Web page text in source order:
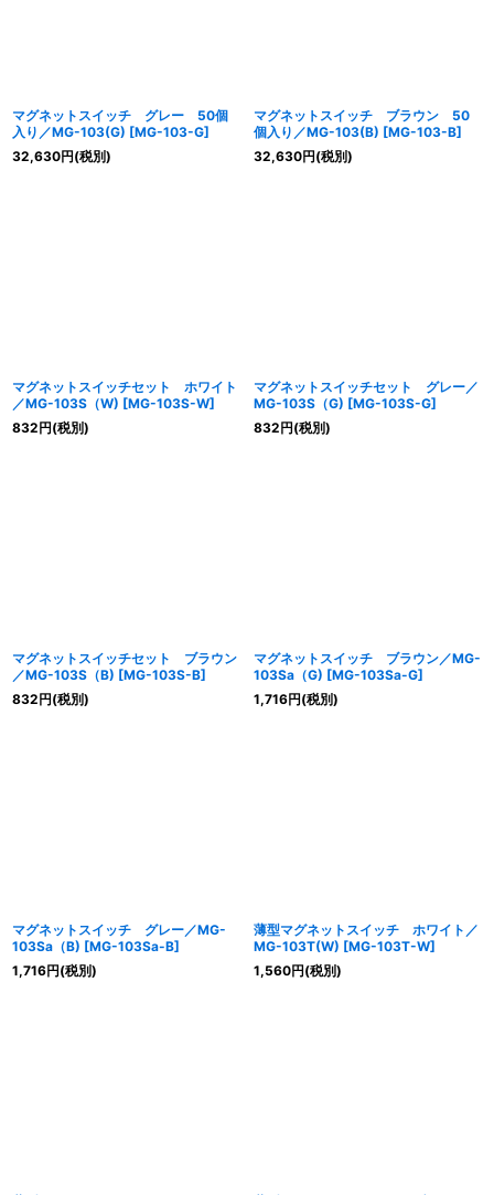
マグネットスイッチ グレー 50個
入り／MG-103(G) [MG-103-G]
32,630円(税別)
マグネットスイッチ ブラウン 50
個入り／MG-103(B) [MG-103-B]
32,630円(税別)
マグネットスイッチセット ホワイト
／MG-103S（W) [MG-103S-W]
832円(税別)
マグネットスイッチセット グレー／
MG-103S（G) [MG-103S-G]
832円(税別)
マグネットスイッチセット ブラウン
／MG-103S（B) [MG-103S-B]
832円(税別)
マグネットスイッチ ブラウン／MG-
103Sa（G) [MG-103Sa-G]
1,716円(税別)
マグネットスイッチ グレー／MG-
103Sa（B) [MG-103Sa-B]
1,716円(税別)
薄型マグネットスイッチ ホワイト／
MG-103T(W) [MG-103T-W]
1,560円(税別)